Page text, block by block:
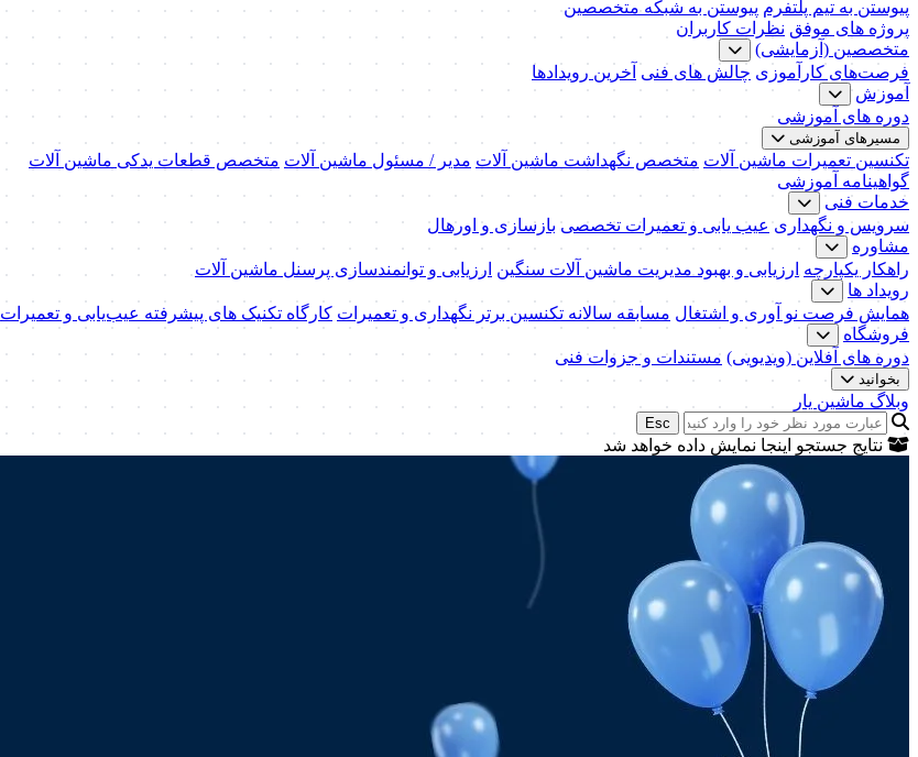
پیوستن به تیم پلتفرم پیوستن به شبکه متخصصین
پروژه های موفق نظرات کاربران
متخصصین (آزمایشی)
فرصت‌های کارآموزی چالش های فنی آخرین رویدادها
آموزش
دوره های آموزشی
مسیرهای آموزشی
تکنسین تعمیرات ماشین آلات متخصص نگهداشت ماشین آلات مدیر / مسئول ماشین آلات متخصص قطعات یدکی ماشین آلات
گواهینامه آموزشی
خدمات فنی
سرویس و نگهداری عیب یابی و تعمیرات تخصصی بازسازی و اورهال
مشاوره
راهکار یکپارچه ارزیابی و بهبود مدیریت ماشین آلات سنگین ارزیابی و توانمندسازی پرسنل ماشین آلات
رویداد ها
همایش فرصت نو آوری و اشتغال مسابقه سالانه تکنسین برتر نگهداری و تعمیرات کارگاه تکنیک‌ های پیشرفته عیب‌یابی و تعمیرات
فروشگاه
دوره های آفلاین (ویدیویی) مستندات و جزوات فنی
بخوانید
وبلاگ ماشین یار
Esc
نتایج جستجو اینجا نمایش داده خواهد شد